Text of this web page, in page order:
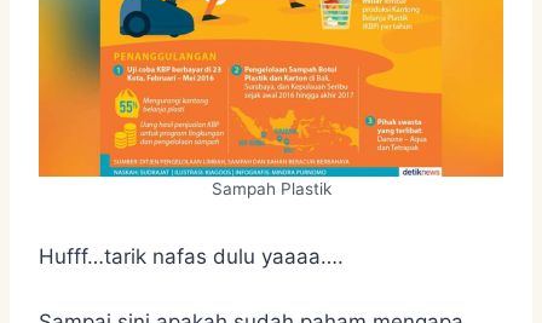
Sampah Plastik
Hufff…tarik nafas dulu yaaaa….